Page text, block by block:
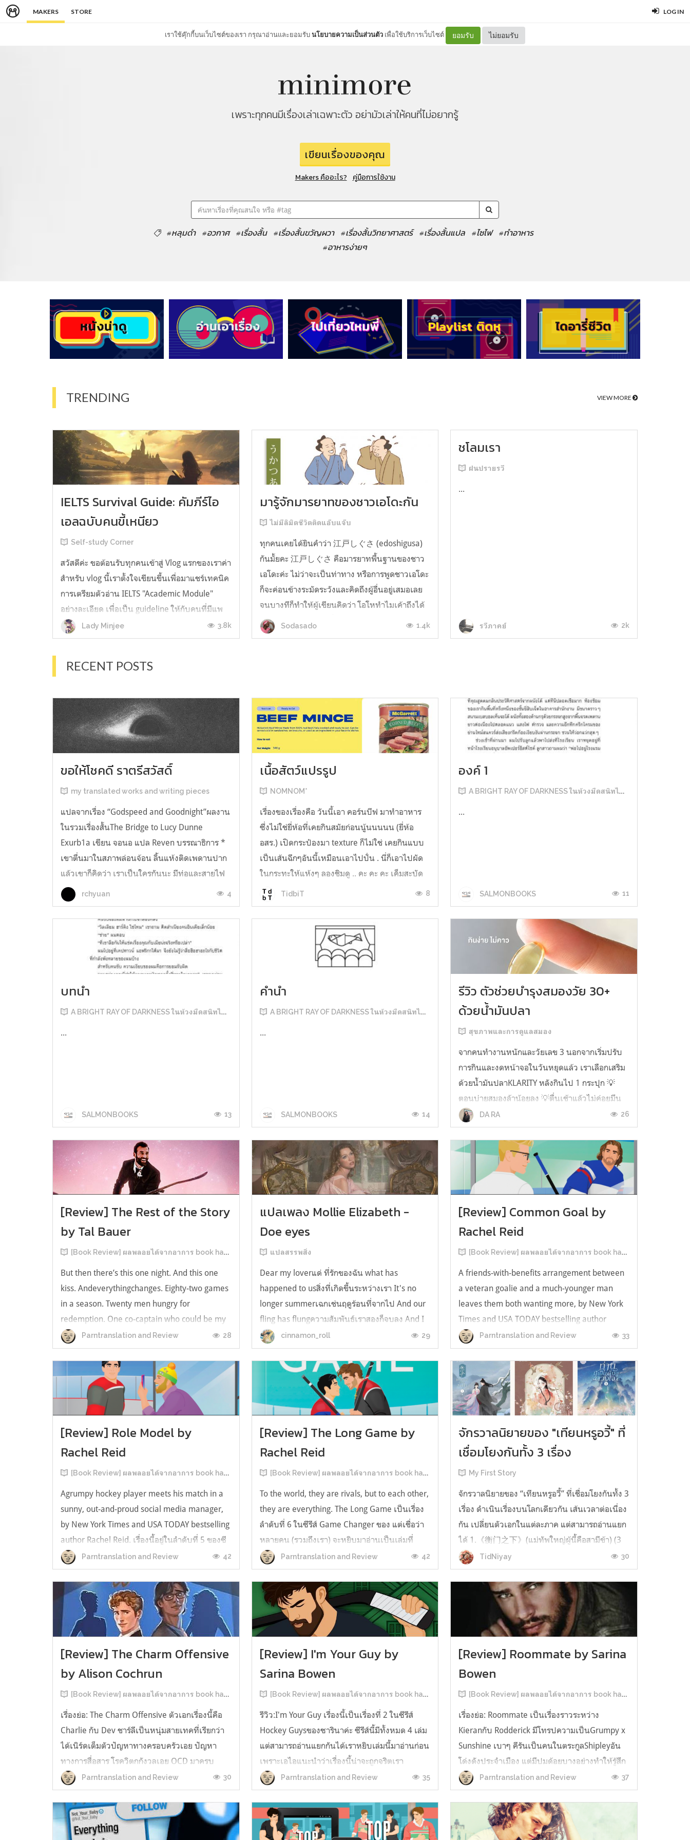
MAKERS STORE LOG IN
เราใช้คุ๊กกี้บนเว็บไซต์ของเรา กรุณาอ่านและยอมรับนโยบายความเป็นส่วนตัว เพื่อใช้บริการเว็บไซต์ ยอมรับ ไม่ยอมรับ
เพราะทุกคนมีเรื่องเล่าเฉพาะตัว อย่ามัวเล่าให้คนที่ไม่อยากรู้
เขียนเรื่องของคุณ
Makers คืออะไร? คู่มือการใช้งาน
#หลุมดำ #อวกาศ #เรื่องสั้น #เรื่องสั้นขวัญผวา #เรื่องสั้นวิทยาศาสตร์ #เรื่องสั้นแปล #ไซไฟ
#ทำอาหาร
#อาหารง่ายๆ
TRENDING VIEW MORE
IELTS Survival Guide: คัมภีร์ไอ
เอลฉบับคนขี้เหนียว
Self-study Corner
สวัสดีค่ะ ขอต้อนรับทุกคนเข้าสู่ Vlog แรกของเราค่า
สำหรับ vlog นี้เราตั้งใจเขียนขึ้นเพื่อมาแชร์เทคนิค
การเตรียมตัวอ่าน IELTS "Academic Module"
อย่างละเอียด เพื่อเป็น guideline ให้กับคนที่มีแพ
ลนจะสอบแต่ไม่รู้ต้องเริ่มตรงไหน หรืออยากจะได้
ข้อมูลเพิ่มเติมมาเสริมความมั่นใจจากที่ตัวเองเรียน
Lady Minjee 3.8k
มารู้จักมารยาทของชาวเอโดะกัน
ไม่มีลิมิตชีวิตติดแอ๊บแจ๊บ
ทุกคนเคยได้ยินคำว่า 江戸しぐさ (edoshigusa)
กันมั้ยคะ 江戸しぐさ คือมารยาทพื้นฐานของชาว
เอโดะค่ะ ไม่ว่าจะเป็นท่าทาง หรือการพูดชาวเอโดะ
ก็จะค่อนข้างระมัดระวังและคิดถึงผู้อื่นอยู่เสมอเลย
จนบางทีก็ทำให้ผู้เขียนคิดว่า โอโหทำไมเค้าถึงได้
คิดถึงคนอื่นได้ขนาดนี้นะอยากรู้มั้ยคะว่าชาวเอโดะ
มารยาทดีขนาดไหน มาลองอ่านกันได้เ...
Sodasado 1.4k
ชโลมเรา
ฝนปรายรวี
...
รวีภาคย์ 2k
RECENT POSTS
ขอให้โชคดี ราตรีสวัสดิ์
my translated works and writing pieces
แปลจากเรื่อง “Godspeed and Goodnight”ผลงาน
ในรวมเรื่องสั้นThe Bridge to Lucy Dunne
Exurb1a เขียน จอนอ แปล Reven บรรณาธิการ *
เขาตื่นมาในสภาพล่อนจ้อน ลิ้นแห้งติดเพดานปาก
แล้วเขาก็คิดว่า เราเป็นใครกันนะ มีท่อและสายไฟ
อยู่ในตัว เกิดความรู้สึกอยากฉี่ และแม้ตัวเขาจะ
เหยียดตรง ก็มีแต่ความมืดมิดอยู่เบื้องหน้...
rchyuan 4
เนื้อสัตว์แปรรูป
NOMNOM*
เรื่องของเรื่องคือ วันนี้เอา คอร์นบีฟ มาทำอาหาร
ซึ่งไม่ใช่ยี่ห้อที่เคยกินสมัยก่อนนู้นนนนน (ยี่ห้อ
อสร.) เปิดกระป๋องมา texture ก็ไม่ใช่ เคยกินแบบ
เป็นเส้นฉีกๆอันนี้เหมือนเอาไปปั่น . นี่ก็เอาไปผัด
ในกระทะให้แห้งๆ ลองชิมดู .. คะ คะ คะ เค็มสะบัด
O o" ... แบบใช้โควต้ากินโซเดียมทั้งสัปดาห์
ต้องหาผักนึ่ง ...
TidbiT 8
องค์ 1
A BRIGHT RAY OF DARKNESS ในห้วงมืดสนิทไม่มิดแสง
...
SALMONBOOKS 11
บทนำ
A BRIGHT RAY OF DARKNESS ในห้วงมืดสนิทไม่มิดแสง
...
SALMONBOOKS 13
คำนำ
A BRIGHT RAY OF DARKNESS ในห้วงมืดสนิทไม่มิดแสง
...
SALMONBOOKS 14
รีวิว ตัวช่วยบำรุงสมองวัย 30+
ด้วยน้ำมันปลา
สุขภาพและการดูแลสมอง
จากคนทำงานหนักและวัยเลข 3 นอกจากเริ่มปรับ
การกินและงดหน้าจอในวันหยุดแล้ว เราเลือกเสริม
ด้วยน้ำมันปลาKLARITY หลังกินไป 1 กระปุก 💡
ตอนบ่ายสมองล้าน้อยลง 💡ตื่นเช้าแล้วไม่ค่อยมึน
หัว 💡ไอเดียไม่ตัน ยิ่งทำงานสาย Content แนะนำ
ว่าควรมี ชอบตรงที่ไม่มีกลิ่นคาวเลย กินง่ายสุด
ตั้งแต่เคยกินน้ำมันปลามาเลย ใครที่เคยกิ...
DA RA 26
[Review] The Rest of the Story
by Tal Bauer
[Book Review] ผลพลอยได้จากอาการ book hangover หลังอ่านสารพัน MM Romance
But then there’s this one night. And this one
kiss. Andeverythingchanges. Eighty-two games
in a season. Twenty men hungry for
redemption. One co-captain who could be my
forever. This is the rest of the story. หลังอ่าน
แบบฟีลกู้ดติดๆ กันแล้ว เลยอยากได้ความแสบ
ทรวงในชีวิตบ้าง (หาเรื่อง!) เล่มนี้คู่หูเอ...
Parntranslation and Review 28
แปลเพลง Mollie Elizabeth -
Doe eyes
แปลสรรพสิ่ง
Dear my loverแด่ ที่รักของฉัน what has
happened to usสิ่งที่เกิดขึ้นระหว่างเรา It's no
longer summerเฉกเช่นฤดูร้อนที่จากไป And our
fling has flungความสัมพันธ์เราสองก็จบลง And I
still spin your recordsแต่ฉันยังเล่นเพลงโปรดของ
คุณบนแผ่นเสียงไวนิล And You still feel like
homeในใจฉัน ตัวตนคุณก็ยังอบอ...
cinnamon_roll 29
[Review] Common Goal by
Rachel Reid
[Book Review] ผลพลอยได้จากอาการ book hangover หลังอ่านสารพัน MM Romance
A friends-with-benefits arrangement between
a veteran goalie and a much-younger man
leaves them both wanting more, by New York
Times and USA TODAY bestselling author
Rachel Reid. เป็นเรื่องลำดับที่ 4ในซีรีส์ Game
Changer และเป็นเล่มที่ 4 ที่เราหยิบมาอ่าน ใน
ที่สุดลำดับเรื่องกับลำดับที่หยิบอ่านก็ตรงกั...
Parntranslation and Review 33
[Review] Role Model by
Rachel Reid
[Book Review] ผลพลอยได้จากอาการ book hangover หลังอ่านสารพัน MM Romance
Agrumpy hockey player meets his match in a
sunny, out-and-proud social media manager,
by New York Times and USA TODAY bestselling
author Rachel Reid. เรื่องนี้อยู่ในลำดับที่ 5 ของซี
รีส์ Game Changer แต่เป็นเรื่องที่ 3 ที่เราหยิบมา
อ่าน เพราะเห็นว่าเป็นเรื่องในไทม์ไลน์เดียวกันกับ
TheLong Game ประกอบกั...
Parntranslation and Review 42
[Review] The Long Game by
Rachel Reid
[Book Review] ผลพลอยได้จากอาการ book hangover หลังอ่านสารพัน MM Romance
To the world, they are rivals, but to each other,
they are everything. The Long Game เป็นเรื่อง
ลำดับที่ 6 ในซีรีส์ Game Changer ของ แต่เชื่อว่า
หลายคน (รวมถึงเรา) จะหยิบมาอ่านเป็นเล่มที่
2หลังจากอ่าน Heated Rivalry มา555 เรื่องย่อ:
The Long Game เล่ม Long Game นี่จะเป็น
ประมาณ2 ปีหลังจาก HR จะดำเนินเ...
Parntranslation and Review 42
จักรวาลนิยายของ "เทียนหรูอวี้" ที่
เชื่อมโยงกันทั้ง 3 เรื่อง
My First Story
จักรวาลนิยายของ “เทียนหรูอวี้” ที่เชื่อมโยงกันทั้ง 3
เรื่อง ดำเนินเรื่องบนโลกเดียวกัน เส้นเวลาต่อเนื่อง
กัน เปลี่ยนตัวเอกในแต่ละภาค แต่สามารถอ่านแยก
ได้ 1.《衡门之下》(แม่ทัพใหญ่ผู้นี้คือสามีข้า) (3
เล่มจบ) เป็นเรื่องที่เกิดก่อน เล่าเรื่องของ ฝูถิง กับ
หลี่ชีฉือ ที่ต้องแต่งงานกันก่อนจะใช้ชีวิตห่างไกล
TidNiyay 30
[Review] The Charm Offensive
by Alison Cochrun
[Book Review] ผลพลอยได้จากอาการ book hangover หลังอ่านสารพัน MM Romance
เรื่องย่อ: The Charm Offensive ตัวเอกเรื่องนี้คือ
Charlie กับ Dev ชาร์ลีเป็นหนุ่มสายเทคที่เรียกว่า
ได้เนิร์ดเต็มตัวปัญหาทางครอบครัวเอย ปัญหา
ทางการสื่อสาร โรควิตกกังวลเอย OCD มาครบ
เรียกได้ว่าครบองค์ประกอบความโอตะ เขาทั้งไม่
เชื่อในรักแท้ ไม่เคยมีความสัมพันธ์ในเชิงโรแมนติก
กับใคร หรืออาจเรียกว่าไม่เคยรู...
Parntranslation and Review 30
[Review] I'm Your Guy by
Sarina Bowen
[Book Review] ผลพลอยได้จากอาการ book hangover หลังอ่านสารพัน MM Romance
รีวิว:I'm Your Guy เรื่องนี้เป็นเรื่องที่ 2 ในซีรีส์
Hockey Guysของซารินาค่ะ ซีรีส์นี้มีทั้งหมด 4 เล่ม
แต่สามารถอ่านแยกกันได้เราหยิบเล่มนี้มาอ่านก่อน
เพราะเอไอแนะนำว่าเรื่องนี้น่าจะถูกจริตเรา
มากกว่า555 เรื่องนี้เป็นเรื่องราวของ TOMMASO
นักกีฬาฮอกกี้ NHL กับ Carter มัณฑนากรมือฉมัง
ทอมมาโซเพิ่งโดนเทร...
Parntranslation and Review 35
[Review] Roommate by Sarina
Bowen
[Book Review] ผลพลอยได้จากอาการ book hangover หลังอ่านสารพัน MM Romance
เรื่องย่อ: Roommate เป็นเรื่องราวระหว่าง
Kieranกับ Rodderick มีโทรปความเป็นGrumpy x
Sunshine เบาๆ คีรันเป็นคนในตระกูลShipleyอัน
โด่งดังประจำเมือง แต่มีปมด้อยบางอย่างทำให้รู้สึก
ว่าพ่อรักพี่ชายมากกว่าตัวเองเสมอ จึงดิ้นรนอยาก
ออกมาอยู่คนเดียวเพื่อให้หลุดจากอิทธิพลของที่
บ้าน และไล่ตามความฝันการเป็นกราฟฟิ...
Parntranslation and Review 37